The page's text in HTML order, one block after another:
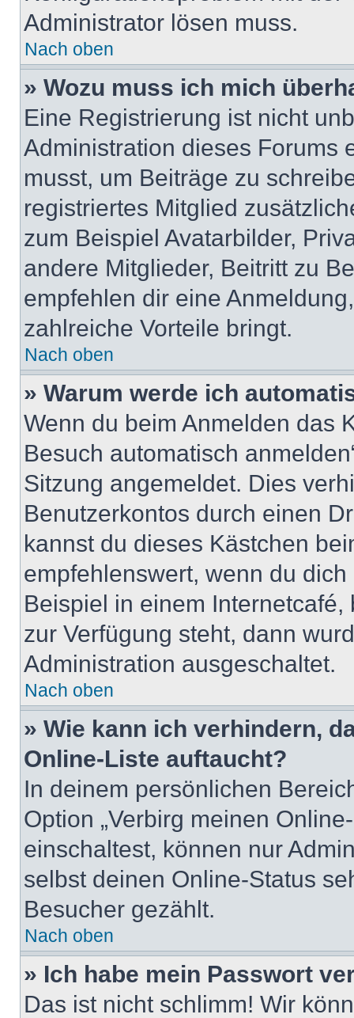
Administrator lösen muss.
Nach oben
» Wozu muss ich mich
Eine Registrierung ist nicht
Administration dieses Forums
musst, um Beiträge zu
registriertes Mitglied
zum Beispiel Avatarbilder,
andere Mitglieder, Beitritt zu
empfehlen dir eine
zahlreiche Vorteile bringt.
Nach oben
» Warum werde ich
Wenn du beim Anmelden das
Besuch automatisch
Sitzung angemeldet. Dies
Benutzerkontos durch einen
kannst du dieses Kästchen
empfehlenswert, wenn du
Beispiel in einem
zur Verfügung steht, dann
Administration ausgeschaltet.
Nach oben
» Wie kann ich verhindern,
Online-Liste auftaucht?
In deinem persönlichen
Option „Verbirg meinen
einschaltest, können nur
selbst deinen Online-Status
Besucher gezählt.
Nach oben
» Ich habe mein Passwort
Das ist nicht schlimm! Wir